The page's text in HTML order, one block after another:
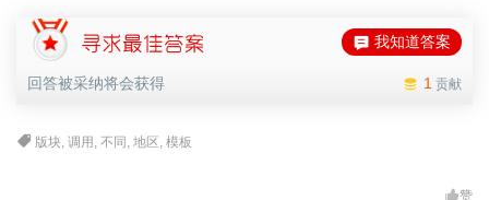
我知道答案
1 贡献
回答被采纳将会获得
版块,调用 ,不同 ,地区 ,模板
赞